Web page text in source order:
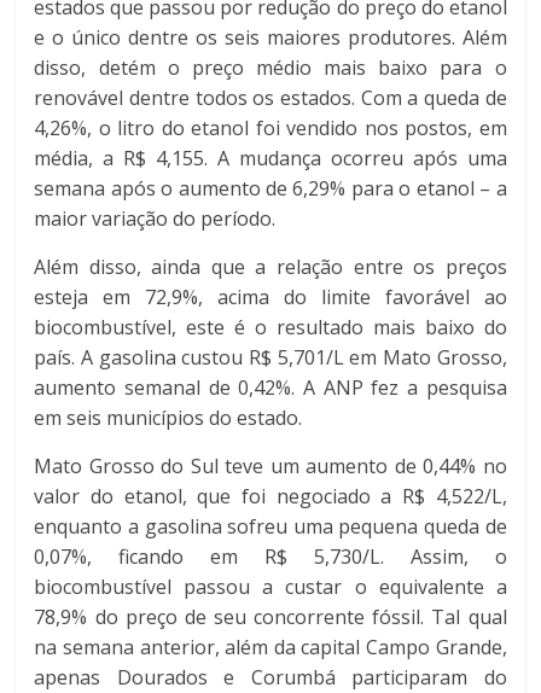
estados que passou por redução do preço do etanol
e o único dentre os seis maiores produtores. Além
disso, detém o preço médio mais baixo para o
renovável dentre todos os estados. Com a queda de
4,26%, o litro do etanol foi vendido nos postos, em
média, a R$ 4,155. A mudança ocorreu após uma
semana após o aumento de 6,29% para o etanol – a
maior variação do período.
Além disso, ainda que a relação entre os preços
esteja em 72,9%, acima do limite favorável ao
biocombustível, este é o resultado mais baixo do
país. A gasolina custou R$ 5,701/L em Mato Grosso,
aumento semanal de 0,42%. A ANP fez a pesquisa
em seis municípios do estado.
Mato Grosso do Sul teve um aumento de 0,44% no
valor do etanol, que foi negociado a R$ 4,522/L,
enquanto a gasolina sofreu uma pequena queda de
0,07%, ficando em R$ 5,730/L. Assim, o
biocombustível passou a custar o equivalente a
78,9% do preço de seu concorrente fóssil. Tal qual
na semana anterior, além da capital Campo Grande,
apenas Dourados e Corumbá participaram do